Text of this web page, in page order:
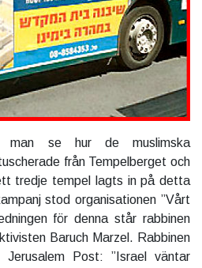
man se hur de muslimska
från Tempelberget och
tredje tempel lagts in på detta
stod organisationen ”Vårt
för denna står rabbinen
Baruch Marzel. Rabbinen
Post: ”Israel väntar